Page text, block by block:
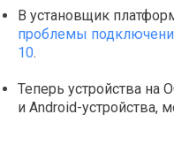
В установщик
проблемы
10.
Теперь устройства на
и Android-устройства,